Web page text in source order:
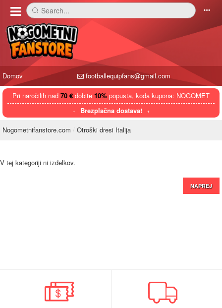
󰅼 Search... 󰄒
Domov footballequipfans@gmail.com
Pri naročilih nad 70 € dobite 10% popusta, koda kupona: NOGOMET
Brezplačna dostava!
Nogometnifanstore.com Otroški dresi Italija
V tej kategoriji ni izdelkov.
NAPREJ